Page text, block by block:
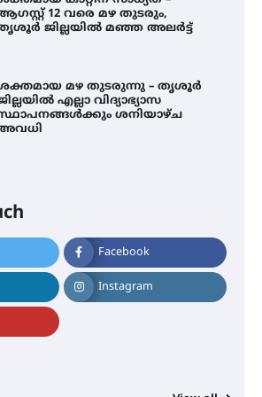
12 വരെ മഴ തുടരും,
ജില്ലയിൽ മഞ്ഞ അലർട്ട്
മഴ തുടരുന്നു – തൃശൂർ
എല്ലാ വിദ്യാഭ്യാസ
ശനിയാഴ്ച
Facebook
Instagram
ഐ.ടി.യു. ബാങ്കിലെ
പണം തിരികെ
കേന്ദ്ര-കേരള
സർക്കാരുകൾ അടിയന്തരമായി
ഐ.ടി.യു. ബാങ്ക്
നിക്ഷേപക സംരക്ഷണ സമിതി
ശക്തമായ കാറ്റിന് സാധ്യത –